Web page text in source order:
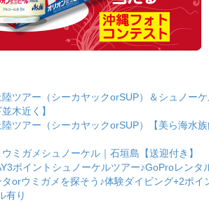
ツアー（シーカヤックorSUP）＆シュノー
木近く】
ツアー（シーカヤックorSUP）【美ら海水
ミガメシュノーケル｜石垣島【送迎付き】
ポイントシュノーケルツアー♪GoProレンタ
タorウミガメを探そう♪体験ダイビング+2ポイ
有り